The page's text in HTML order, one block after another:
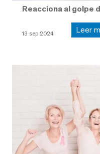
Reacciona al golpe
13 sep 2024 Leer